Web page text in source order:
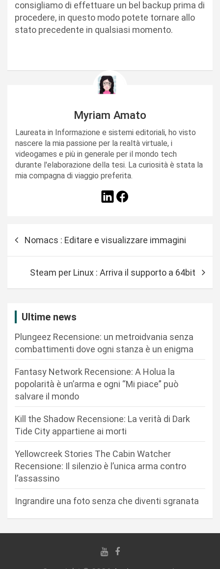
consigliamo di effettuare un bel backup prima di
procedere, in questo modo potete tornare allo
stato precedente in qualsiasi momento.
Myriam Amato
Laureata in Informazione e sistemi editoriali, ho visto
nascere la mia passione per la realtà virtuale, i
videogames e più in generale per il mondo tech
durante l'elaborazione della tesi. La curiosità è stata la
mia compagna di viaggio preferita.
i
Nomacs : Editare e visualizzare immagini
Steam per Linux : Arriva il supporto a 64bit
Ultime news
Plungeez Recensione: un metroidvania senza
combattimenti dove ogni stanza è un enigma
Fantasy Network Recensione: A Holua la
popolarità è un’arma e ogni “Mi piace” può
salvare il mondo
Kill the Shadow Recensione: La verità di Dark
Tide City appartiene ai morti
Yellowcreek Stories The Cabin Watcher
Recensione: Il silenzio è l’unica arma contro
l’assassino
Ingrandire una foto senza che diventi sgranata